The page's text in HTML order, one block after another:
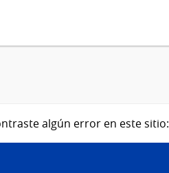
algún error en este sitio: